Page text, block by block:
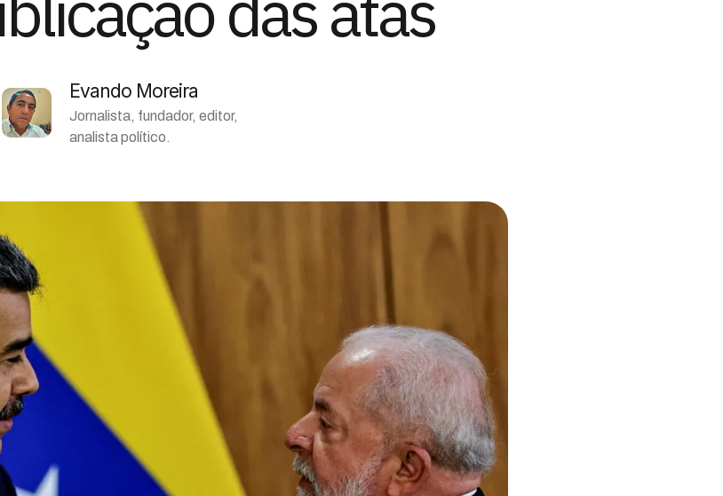
Evando Moreira
Jornalista, fundador, editor,
analista político.